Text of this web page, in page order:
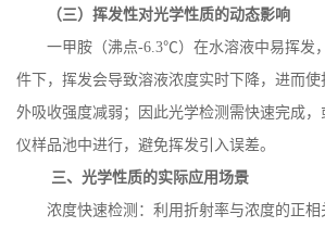
（三）挥发性对光学性质的动态影响
一甲胺（沸点-6.3℃）在水溶液中易挥发
件下，挥发会导致溶液浓度实时下降，进而
外吸收强度减弱；因此光学检测需快速完成，
仪样品池中进行，避免挥发引入误差。
三、光学性质的实际应用场景
浓度快速检测：利用折射率与浓度的正